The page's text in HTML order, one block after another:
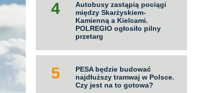
Autobusy zastąpią pociągi
między Skarżyskiem-
Kamienną a Kielcami.
POLREGIO ogłosiło pilny
przetarg
PESA będzie budować
najdłuższy tramwaj w Polsce.
Czy jest na to gotowa?